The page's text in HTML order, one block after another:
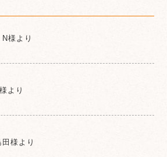
様より
より
様より